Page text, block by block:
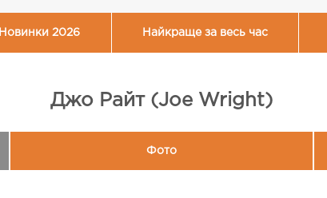
Новинки 2026 Найкраще за весь час
Джо Райт (Joe Wright)
Фото